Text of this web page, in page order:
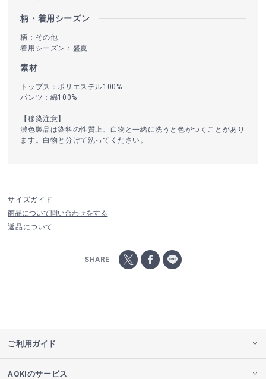
柄・着用シーズン
柄：その他
着用シーズン：盛夏
素材
トップス：ポリエステル100%
パンツ：綿100%
【移染注意】
濃色製品は染料の性質上、白物と一緒に洗うと色がつくことがあり
ます。白物と分けて洗ってください。
サイズガイド
商品について問い合わせをする
返品について
SHARE
ご利用ガイド
AOKIのサービス